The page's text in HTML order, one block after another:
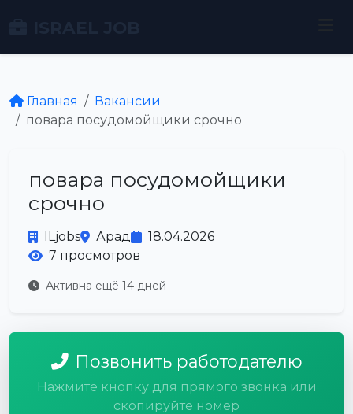
Главная
Вакансии
повара посудомойщики срочно
повара посудомойщики
срочно
ILjobs Арад
18.04.2026
7 просмотров
Активна ещё 14 дней
Позвонить работодателю
Нажмите кнопку для прямого звонка или
скопируйте номер